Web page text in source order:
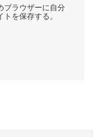
ブラウザーに自分
を保存する。